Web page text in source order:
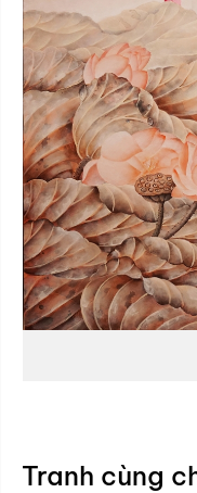
Tranh cùng